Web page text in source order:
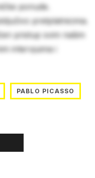
ponude.
pretplatnicima.
pristup svim našim
intervjuima i
PABLO PICASSO